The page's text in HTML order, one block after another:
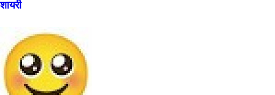
शायरी